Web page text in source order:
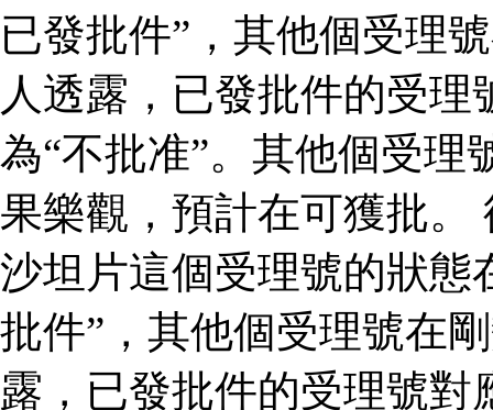
已發批件”，其他個受理
人透露，已發批件的受
為“不批准”。其他個受理
果樂觀，預計在可獲批。
沙坦片這個受理號的狀態
批件”，其他個受理號在
露，已發批件的受理號對